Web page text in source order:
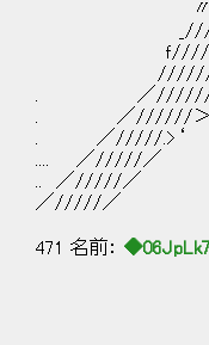
〃
_///
ｆ/////
//////八
. ／////////＞
. ／//////＞ｲ
. ／/////.>‘
.... ／/////／
.. ／/////／
／/////／
471 名前：
, .,
rー=